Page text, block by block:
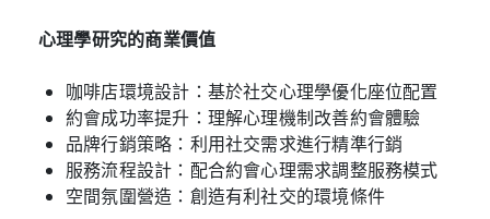
心理學研究的商業價值
咖啡店環境設計：基於社交心理學優化座位配置
約會成功率提升：理解心理機制改善約會體驗
品牌行銷策略：利用社交需求進行精準行銷
服務流程設計：配合約會心理需求調整服務模式
空間氛圍營造：創造有利社交的環境條件